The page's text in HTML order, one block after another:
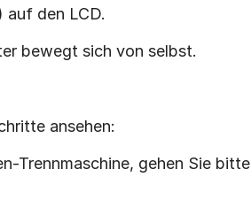
auf den LCD.
bewegt sich von selbst.
ansehen:
Trennmaschine, gehen Sie bitte